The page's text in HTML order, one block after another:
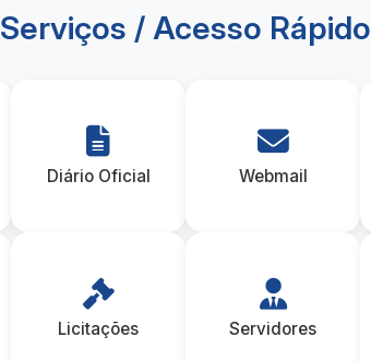
Serviços / Acesso Rápido
Diário Oficial Webmail
Licitações Servidores